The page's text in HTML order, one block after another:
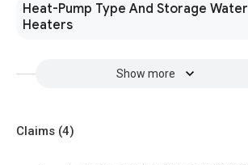
Heat-Pump Type And Storage Water
Heaters
Show more
Claims (4)